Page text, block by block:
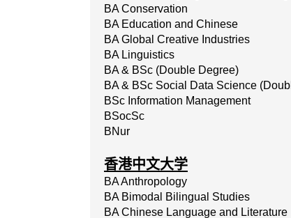
BA Conservation
BA Education and Chinese
BA Global Creative Industries
BA Linguistics
BA & BSc (Double Degree)
BA & BSc Social Data Science
BSc Information Management
BSocSc
BNur
香港中文大学
BA Anthropology
BA Bimodal Bilingual Studies
BA Chinese Language and Literature